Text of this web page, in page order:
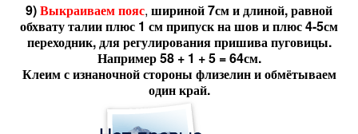
9)Выкраиваем пояс, шириной 7см и длиной, равной
обхвату талии плюс 1 см припуск на шов и плюс 4-5см
переходник, для регулирования пришива пуговицы.
Например 58 + 1 + 5 = 64см.
Клеим с изнаночной стороны флизелин и обмётываем
один край.